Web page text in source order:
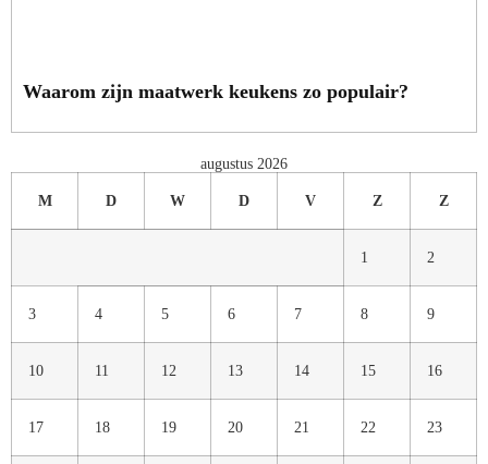
Waarom zijn maatwerk keukens zo populair?
augustus 2026
M D W D V Z Z
1 2
3 4 5 6 7 8 9
10 11 12 13 14 15 16
17 18 19 20 21 22 23